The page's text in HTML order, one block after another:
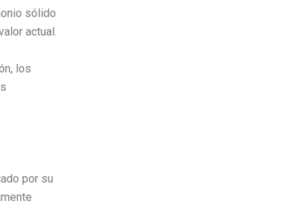
sólido
actual.
los
por su